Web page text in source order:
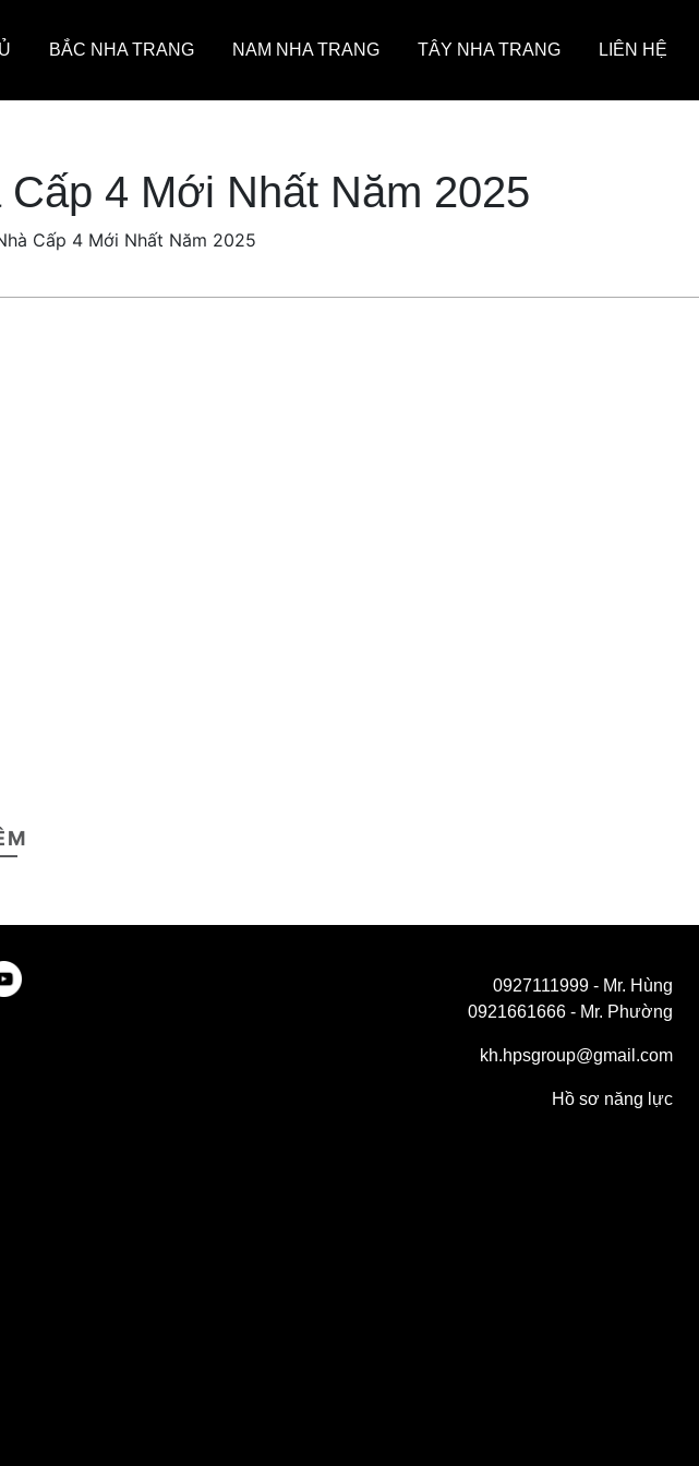
BẮC NHA TRANG NAM NHA TRANG TÂY NHA TRANG LIÊN HỆ
4 Mới Nhất Năm 2025
Cấp 4 Mới Nhất Năm 2025
0927111999 - Mr. Hùng
0921661666 - Mr. Phường
kh.hpsgroup@gmail.com
Hồ sơ năng lực